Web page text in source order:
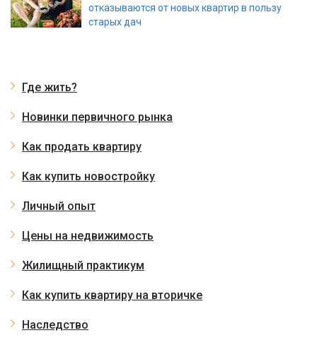
отказываются от новых квартир в пользу
старых дач
Где жить?
Новинки первичного рынка
Как продать квартиру
Как купить новостройку
Личный опыт
Цены на недвижимость
Жилищный практикум
Как купить квартиру на вторичке
Наследство